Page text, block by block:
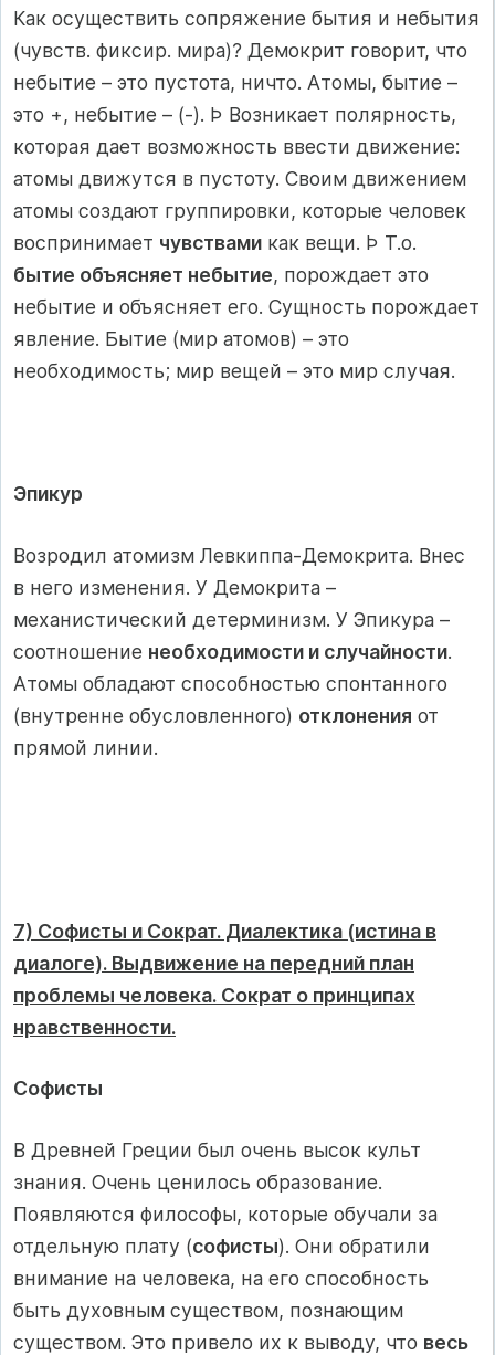
Как осуществить сопряжение бытия и небытия
(чувств. фиксир. мира)? Демокрит говорит, что
небытие – это пустота, ничто. Атомы, бытие –
это +, небытие – (-). Þ Возникает полярность,
которая дает возможность ввести движение:
атомы движутся в пустоту. Своим движением
атомы создают группировки, которые человек
воспринимает чувствами как вещи. Þ Т.о.
бытие объясняет небытие, порождает это
небытие и объясняет его. Сущность порождает
явление. Бытие (мир атомов) – это
необходимость; мир вещей – это мир случая.
Эпикур
Возродил атомизм Левкиппа-Демокрита. Внес
в него изменения. У Демокрита –
механистический детерминизм. У Эпикура –
соотношение необходимости и случайности.
Атомы обладают способностью спонтанного
(внутренне обусловленного) отклонения от
прямой линии.
7) Софисты и Сократ. Диалектика (истина в
диалоге). Выдвижение на передний план
проблемы человека. Сократ о принципах
нравственности.
Cофисты
В Древней Греции был очень высок культ
знания. Очень ценилось образование.
Появляются философы, которые обучали за
отдельную плату (софисты). Они обратили
внимание на человека, на его способность
быть духовным существом, познающим
существом. Это привело их к выводу, что весь